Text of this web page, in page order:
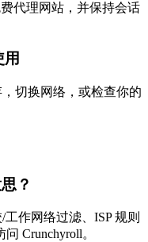
代理网站，并保持会话
切换网络，或检查你的
？
作网络过滤、ISP 规则
Crunchyroll。